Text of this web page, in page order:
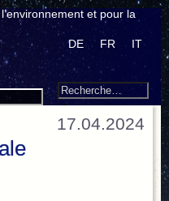
et pour la
DE FR IT
Search
Recherche
:17.04.2024